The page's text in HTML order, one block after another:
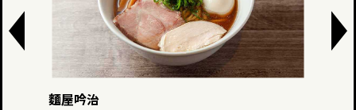
麵屋吟治